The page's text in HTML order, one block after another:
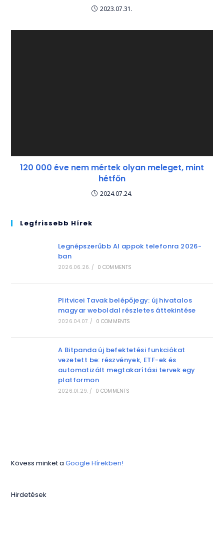
2023.07.31.
120 000 éve nem mértek olyan meleget, mint
hétfőn
2024.07.24.
Legfrissebb Hírek
Legnépszerűbb AI appok telefonra 2026-
ban
2026.06.26. / 0 COMMENTS
Plitvicei Tavak belépőjegy: új hivatalos
magyar weboldal részletes áttekintése
2026.04.07. / 0 COMMENTS
A Bitpanda új befektetési funkciókat
vezetett be: részvények, ETF-ek és
automatizált megtakarítási tervek egy
platformon
2026.01.29. / 0 COMMENTS
Kövess minket aGoogle Hírekben!
Hirdetések